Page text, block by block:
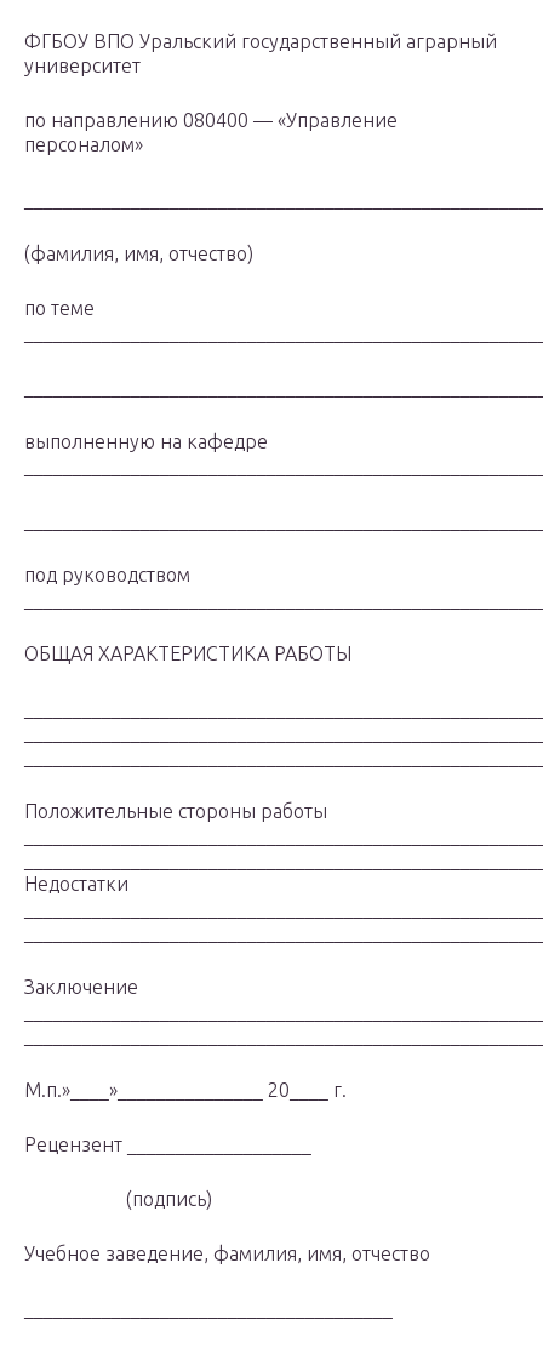
ФГБОУ ВПО Уральский государственный аграрный
университет
по направлению 080400 — «Управление
персоналом»
(фамилия, имя, отчество)
по теме
выполненную на кафедре
под руководством
ОБЩАЯ ХАРАКТЕРИСТИКА РАБОТЫ
Положительные стороны работы
Недостатки
Заключение
М.п.»____»_______________ 20____ г.
Рецензент ___________________
(подпись)
Учебное заведение, фамилия, имя, отчество